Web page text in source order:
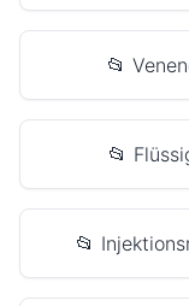
📂
📂
📂